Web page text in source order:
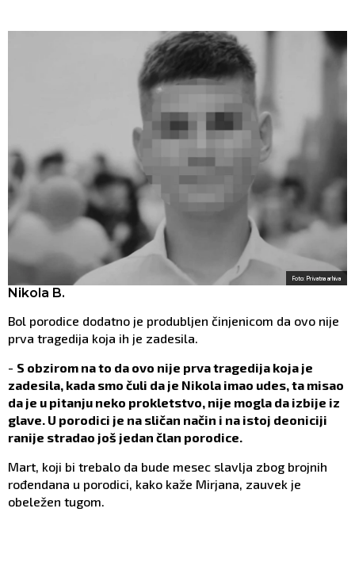
Foto: Privatna arhiva
Nikola B.
Bol porodice dodatno je produbljen činjenicom da ovo nije
prva tragedija koja ih je zadesila.
- S obzirom na to da ovo nije prva tragedija koja je
zadesila, kada smo čuli da je Nikola imao udes, ta misao
da je u pitanju neko prokletstvo, nije mogla da izbije iz
glave. U porodici je na sličan način i na istoj deoniciji
ranije stradao još jedan član porodice.
Mart, koji bi trebalo da bude mesec slavlja zbog brojnih
rođendana u porodici, kako kaže Mirjana, zauvek je
obeležen tugom.